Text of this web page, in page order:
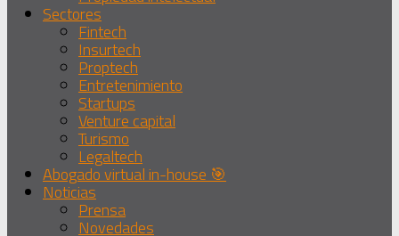
Sectores
Fintech
Insurtech
Proptech
Entretenimiento
Startups
Venture capital
Turismo
Legaltech
Abogado virtual in-house 🎯
Noticias
Prensa
Novedades